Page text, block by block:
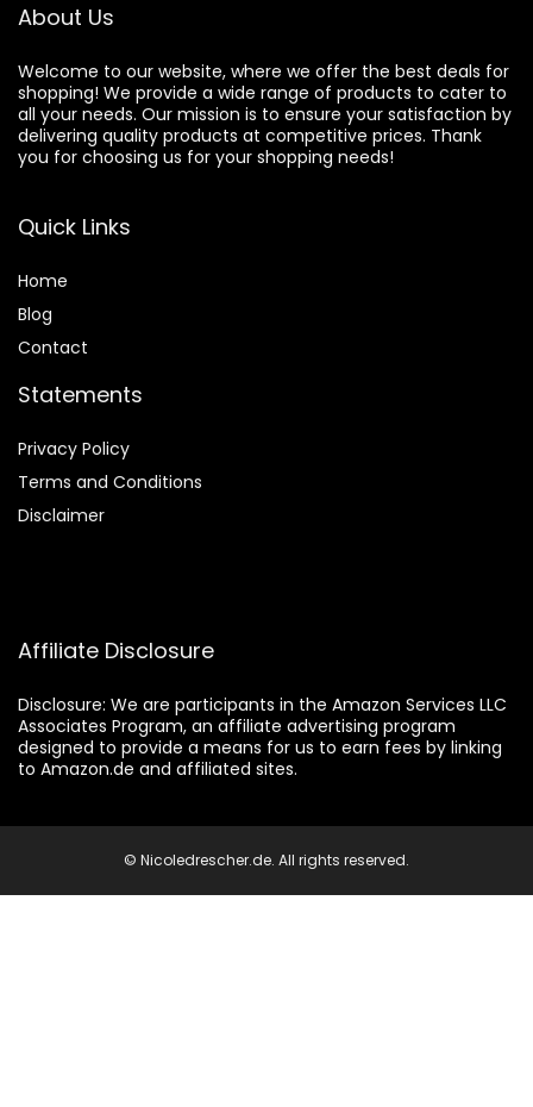
About Us
Welcome to our website, where we offer the best deals for
shopping! We provide a wide range of products to cater to
all your needs. Our mission is to ensure your satisfaction by
delivering quality products at competitive prices. Thank
you for choosing us for your shopping needs!
Quick Links
Home
Blog
Contact
Statements
Privacy Policy
Terms and Conditions
Disclaimer
Affiliate Disclosure
Disclosure: We are participants in the Amazon Services LLC
Associates Program, an affiliate advertising program
designed to provide a means for us to earn fees by linking
to Amazon.de and affiliated sites.
© Nicoledrescher.de. All rights reserved.